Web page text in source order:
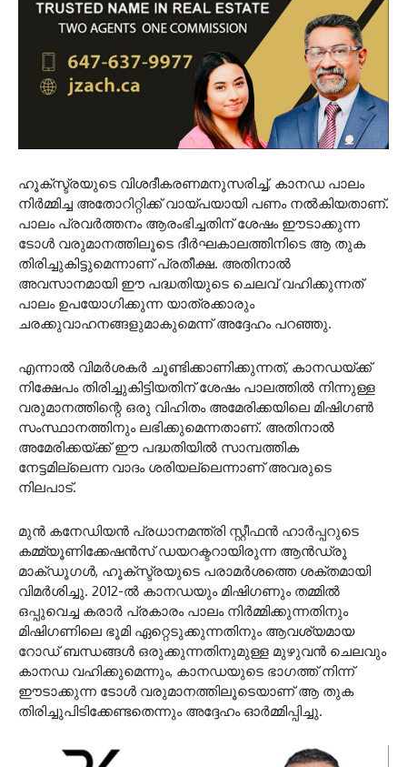
ഹൂക്സ്ട്രയുടെ വിശദീകരണമനുസരിച്ച്, കാനഡ പാലം
നിർമ്മിച്ച അതോറിറ്റിക്ക് വായ്പയായി പണം നൽകിയതാണ്.
പാലം പ്രവർത്തനം ആരംഭിച്ചതിന് ശേഷം ഈടാക്കുന്ന
ടോൾ വരുമാനത്തിലൂടെ ദീർഘകാലത്തിനിടെ ആ തുക
തിരിച്ചുകിട്ടുമെന്നാണ് പ്രതീക്ഷ. അതിനാൽ
അവസാനമായി ഈ പദ്ധതിയുടെ ചെലവ് വഹിക്കുന്നത്
പാലം ഉപയോഗിക്കുന്ന യാത്രക്കാരും
ചരക്കുവാഹനങ്ങളുമാകുമെന്ന് അദ്ദേഹം പറഞ്ഞു.
എന്നാൽ വിമർശകർ ചൂണ്ടിക്കാണിക്കുന്നത്, കാനഡയ്ക്ക്
നിക്ഷേപം തിരിച്ചുകിട്ടിയതിന് ശേഷം പാലത്തിൽ നിന്നുള്ള
വരുമാനത്തിന്റെ ഒരു വിഹിതം അമേരിക്കയിലെ മിഷിഗൺ
സംസ്ഥാനത്തിനും ലഭിക്കുമെന്നതാണ്. അതിനാൽ
അമേരിക്കയ്ക്ക് ഈ പദ്ധതിയിൽ സാമ്പത്തിക
നേട്ടമില്ലെന്ന വാദം ശരിയല്ലെന്നാണ് അവരുടെ
നിലപാട്.
മുൻ കനേഡിയൻ പ്രധാനമന്ത്രി സ്റ്റീഫൻ ഹാർപ്പറുടെ
കമ്മ്യൂണിക്കേഷൻസ് ഡയറക്ടറായിരുന്ന ആൻഡ്രൂ
മാക്ഡൂഗൾ, ഹൂക്സ്ട്രയുടെ പരാമർശത്തെ ശക്തമായി
വിമർശിച്ചു. 2012-ൽ കാനഡയും മിഷിഗണും തമ്മിൽ
ഒപ്പുവെച്ച കരാർ പ്രകാരം പാലം നിർമ്മിക്കുന്നതിനും
മിഷിഗണിലെ ഭൂമി ഏറ്റെടുക്കുന്നതിനും ആവശ്യമായ
റോഡ് ബന്ധങ്ങൾ ഒരുക്കുന്നതിനുമുള്ള മുഴുവൻ ചെലവും
കാനഡ വഹിക്കുമെന്നും, കാനഡയുടെ ഭാഗത്ത് നിന്ന്
ഈടാക്കുന്ന ടോൾ വരുമാനത്തിലൂടെയാണ് ആ തുക
തിരിച്ചുപിടിക്കേണ്ടതെന്നും അദ്ദേഹം ഓർമ്മിപ്പിച്ചു.